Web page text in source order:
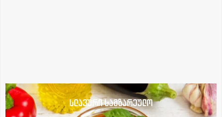
სლავური სამზარეულო